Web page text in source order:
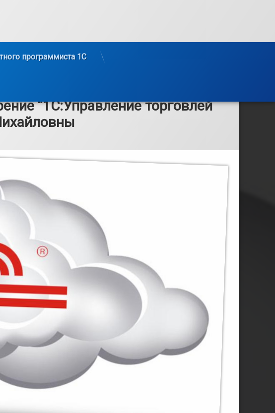
программиста 1С
“1С:Управление торговлей